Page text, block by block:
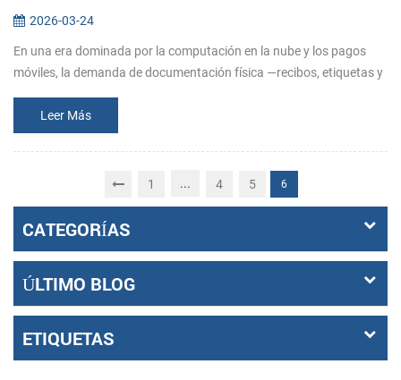
2026-03-24
En una era dominada por la computación en la nube y los pagos
móviles, la demanda de documentación física —recibos, etiquetas y
Desde el...
Leer Más
1 ... 4 5 6
CATEGORÍAS
ÚLTIMO BLOG
ETIQUETAS